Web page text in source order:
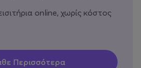
online, χωρίς κόστος